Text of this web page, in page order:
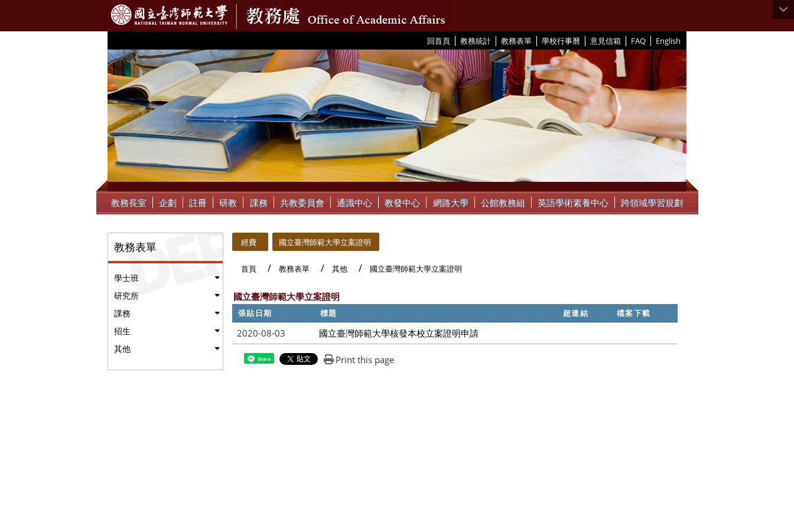
回首頁 | 教務統計 | 教務表單 | 學校行事曆 | 意見信箱 | FAQ | English
::: 教務長室 企劃 註冊 研教 課務 共教委員會 通識中心 教發中心 網路大學 公館教務組 英語學術素養中心 跨領域學習規劃
教務表單
學士班
研究所
課務
招生
其他
經費 國立臺灣師範大學立案證明
首頁 教務表單 其他 國立臺灣師範大學立案證明
國立臺灣師範大學立案證明
張貼日期 標題 超連結 檔案下載
2020-08-03 國立臺灣師範大學核發本校立案證明申請
Share Print this page